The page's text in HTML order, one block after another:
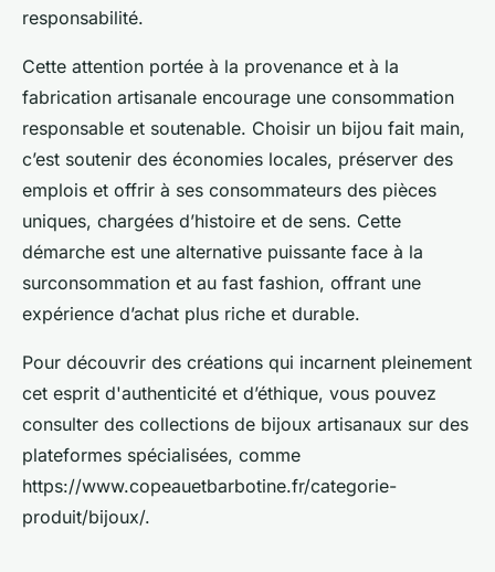
responsabilité.
Cette attention portée à la provenance et à la
fabrication artisanale encourage une consommation
responsable et soutenable. Choisir un bijou fait main,
c’est soutenir des économies locales, préserver des
emplois et offrir à ses consommateurs des pièces
uniques, chargées d’histoire et de sens. Cette
démarche est une alternative puissante face à la
surconsommation et au fast fashion, offrant une
expérience d’achat plus riche et durable.
Pour découvrir des créations qui incarnent pleinement
cet esprit d'authenticité et d’éthique, vous pouvez
consulter des collections de bijoux artisanaux sur des
plateformes spécialisées, comme
https://www.copeauetbarbotine.fr/categorie-
produit/bijoux/.